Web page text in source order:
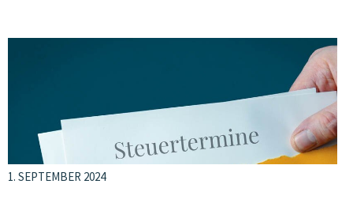
1. SEPTEMBER 2024